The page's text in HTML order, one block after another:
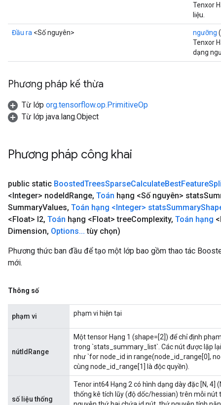
Tenxor
liệu.
Đầu ra <Số nguyên> ngưỡng
Tenxor
dạng
Phương pháp kế thừa
Từ lớp org.tensorflow.op.PrimitiveOp
Từ lớp java.lang.Object
Phương pháp công khai
public static BoostedTreesSparseCalculateBestFeature
<Integer> nodeIdRange, Toán hạng <Số nguyên> stats
SummaryValues, Toán hạng <Integer> statsSummary
<Float> l2, Toán hạng <Float> treeComplexity, Toán hạng
Dimension, Options... tùy chọn)
Phương thức ban đầu để tạo một lớp bao gồm thao tác
mới.
Thông số
phạm vi phạm vi hiện tại
nútIdRange
Một tensor Hạng 1 (shape=[2]) để chỉ định
trong `stats_summary_list`. Các nút được lặp
như `for node_id in range(node_id_range[0],
cùng node_id_range[1] là độc quyền).
số liệu thống
Tenor int64 Hạng 2 có hình dạng dày đặc [N, 4]
thống kê tích lũy (độ dốc/hessian) trên mỗi